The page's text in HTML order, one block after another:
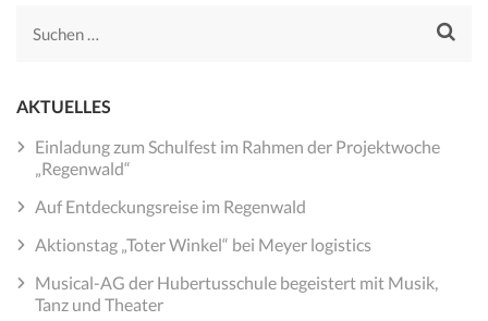
Suchen
AKTUELLES
Einladung zum Schulfest im Rahmen der Projektwoche
„Regenwald“
Auf Entdeckungsreise im Regenwald
Aktionstag „Toter Winkel“ bei Meyer logistics
Musical-AG der Hubertusschule begeistert mit Musik,
Tanz und Theater